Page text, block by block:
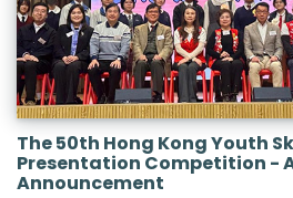
The 50th Hong Kong Youth
Presentation Competition -
Announcement